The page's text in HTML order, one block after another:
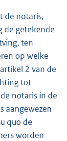
de notaris,
de getekende
ten
op welke
2 van de
tot
notaris in de
aangewezen
quo de
worden